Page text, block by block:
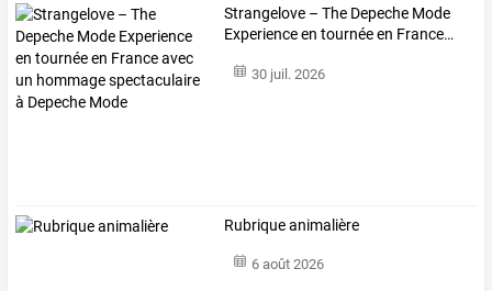
Strangelove – The Depeche Mode
Experienceen tournéeen France…
30 juil. 2026
Rubrique animalière
6 août 2026